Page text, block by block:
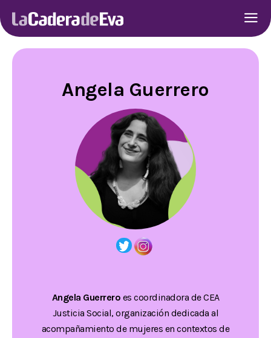
Angela Guerrero
Angela Guerrero es coordinadora de CEA
Justicia Social, organización dedicada al
acompañamiento de mujeres en contextos de